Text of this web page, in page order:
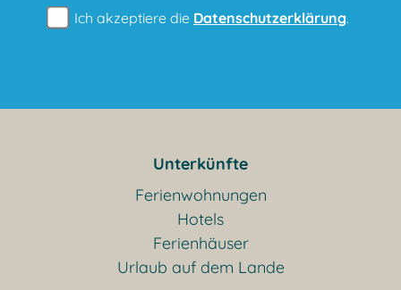
Ich akzeptiere die Datenschutzerklärung.
Unterkünfte
Ferienwohnungen
Hotels
Ferienhäuser
Urlaub auf dem Lande